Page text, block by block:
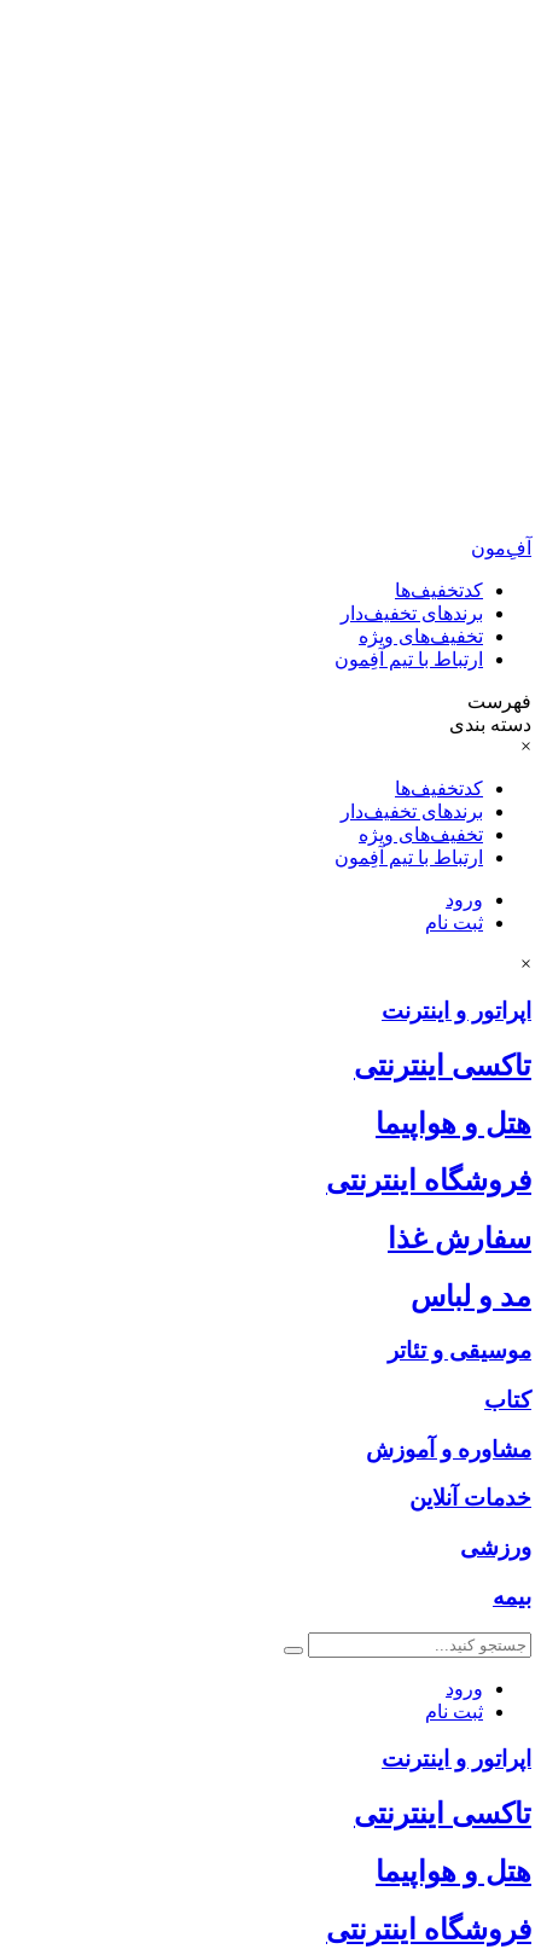
آفِ‌مون
کدتخفیف‌ها
برندهای تخفیف‌دار
تخفیف‌های ویژه
ارتباط با تیم آفِمون
فهرست
دسته بندی
×
کدتخفیف‌ها
برندهای تخفیف‌دار
تخفیف‌های ویژه
ارتباط با تیم آفِمون
ورود
ثبت نام
×
اپراتور و اینترنت
تاکسی اینترنتی
هتل و هواپیما
فروشگاه اینترنتی
سفارش غذا
مد و لباس
موسیقی و تئاتر
کتاب
مشاوره و آموزش
خدمات آنلاین
ورزشی
بیمه
ورود
ثبت نام
اپراتور و اینترنت
تاکسی اینترنتی
هتل و هواپیما
فروشگاه اینترنتی